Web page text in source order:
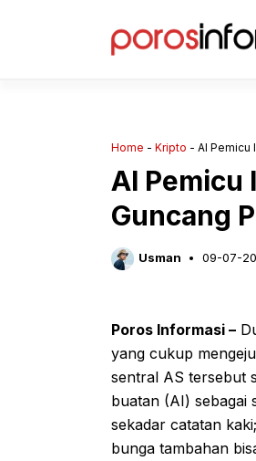
Home - Kripto - AI Pemicu
AI Pemicu
Guncang
Usman 09-07-
Poros Informasi –
yang cukup
sentral AS tersebut
buatan (AI) sebagai
sekadar catatan
bunga tambahan